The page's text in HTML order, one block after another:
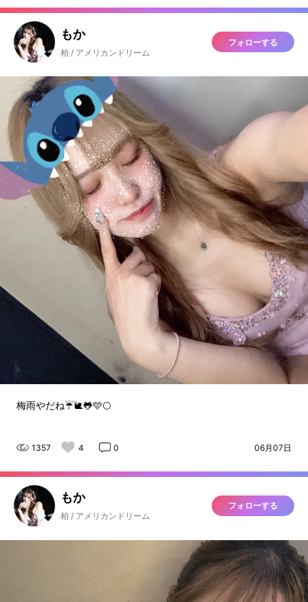
もか
柏 / アメリカンドリーム
フォローする
梅雨やだね☔️🐌🐸🩵🌕
1357 4 0 06月07日
もか
柏 / アメリカンドリーム
フォローする